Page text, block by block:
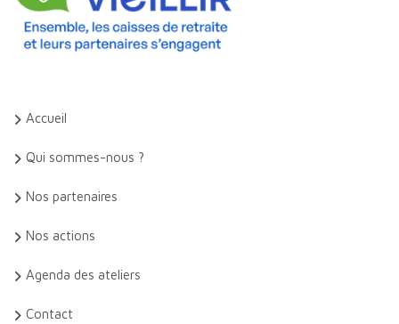
Accueil
Qui sommes-nous ?
Nos partenaires
Nos actions
Agenda des ateliers
Contact